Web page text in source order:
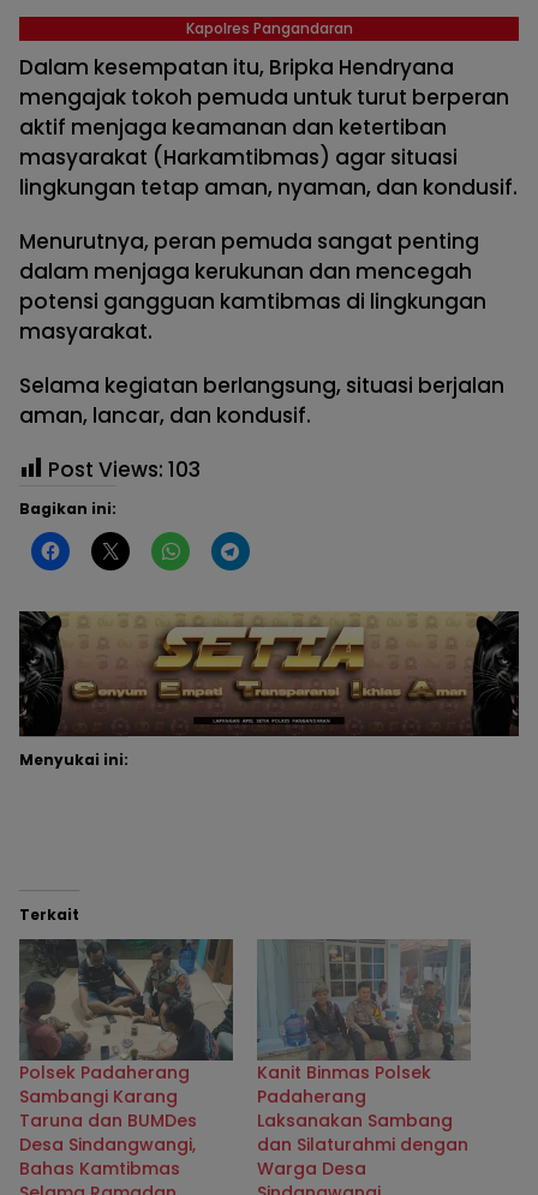
Kapolres Pangandaran
Dalam kesempatan itu, Bripka Hendryana
mengajak tokoh pemuda untuk turut berperan
aktif menjaga keamanan dan ketertiban
masyarakat (Harkamtibmas) agar situasi
lingkungan tetap aman, nyaman, dan kondusif.
Menurutnya, peran pemuda sangat penting
dalam menjaga kerukunan dan mencegah
potensi gangguan kamtibmas di lingkungan
masyarakat.
Selama kegiatan berlangsung, situasi berjalan
aman, lancar, dan kondusif.
Post Views: 103
Bagikan ini:
Menyukai ini:
Terkait
Polsek Padaherang
Sambangi Karang
Taruna dan BUMDes
Desa Sindangwangi,
Bahas Kamtibmas
Kanit Binmas Polsek
Padaherang
Laksanakan Sambang
dan Silaturahmi dengan
Warga Desa